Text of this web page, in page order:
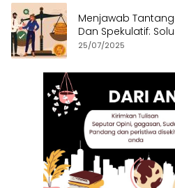
Menjawab
Dan Spekulatif:
25/07/2025